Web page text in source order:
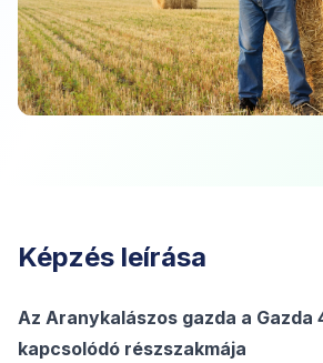
Képzés leírása
Az Aranykalászos gazda a Gazda
kapcsolódó részszakmája